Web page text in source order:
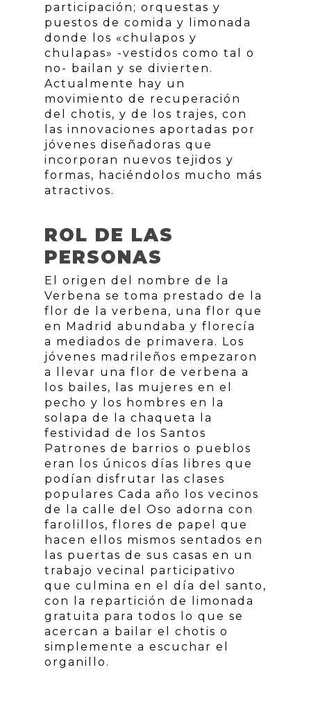
participación; orquestas y
puestos de comida y limonada
donde los «chulapos y
chulapas» -vestidos como tal o
no- bailan y se divierten.
Actualmente hay un
movimiento de recuperación
del chotis, y de los trajes, con
las innovaciones aportadas por
jóvenes diseñadoras que
incorporan nuevos tejidos y
formas, haciéndolos mucho más
atractivos.
ROL DE LAS
PERSONAS
El origen del nombre de la
Verbena se toma prestado de la
flor de la verbena, una flor que
en Madrid abundaba y florecía
a mediados de primavera. Los
jóvenes madrileños empezaron
a llevar una flor de verbena a
los bailes, las mujeres en el
pecho y los hombres en la
solapa de la chaqueta la
festividad de los Santos
Patrones de barrios o pueblos
eran los únicos días libres que
podían disfrutar las clases
populares Cada año los vecinos
de la calle del Oso adorna con
farolillos, flores de papel que
hacen ellos mismos sentados en
las puertas de sus casas en un
trabajo vecinal participativo
que culmina en el día del santo,
con la repartición de limonada
gratuita para todos lo que se
acercan a bailar el chotis o
simplemente a escuchar el
organillo.